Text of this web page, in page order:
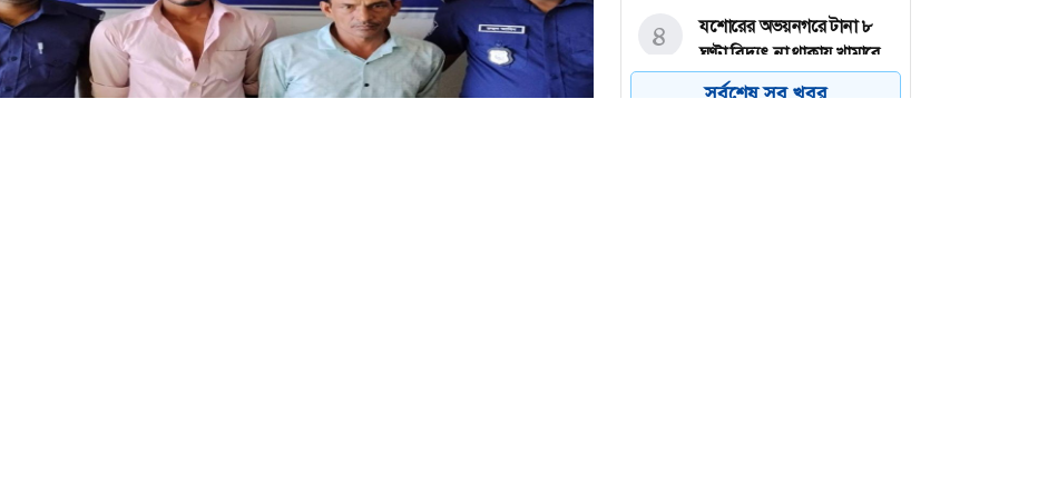
যশোরের অভয়নগরে টানা ৮
ঘণ্টা বিদ্যুৎ না থাকায় খামারে
৪০০ মুরগির মৃত্যু
৪
সর্বশেষ সব খবর